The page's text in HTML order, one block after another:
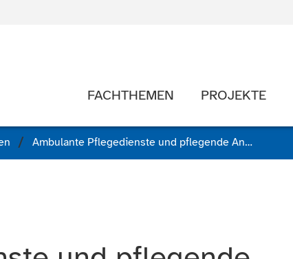
FACHTHEMEN PROJEKTE
Ambulante Pflegedienste und pflegende Angehörige in der Krise nicht allein lassen!